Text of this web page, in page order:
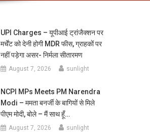
UPI Charges – यूपीआई ट्रांजैक्शन पर
मर्चेंट को देनी होगी MDR फीस, ग्राहकों पर
नहीं पड़ेगा असर- निर्मला सीतारमण
August 7, 2026 sunlight
NCPI MPs Meets PM Narendra
Modi – ममता बनर्जी के बागियों से मिले
पीएम मोदी, बोले – मैं साथ हूँ…
August 7, 2026 sunlight